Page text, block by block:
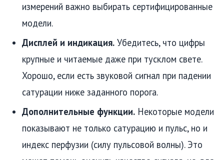
измерений важно выбирать сертифицированные
модели.
Дисплей и индикация. Убедитесь, что цифры
крупные и читаемые даже при тусклом свете.
Хорошо, если есть звуковой сигнал при падении
сатурации ниже заданного порога.
Дополнительные функции. Некоторые модели
показывают не только сатурацию и пульс, но и
индекс перфузии (силу пульсовой волны). Это